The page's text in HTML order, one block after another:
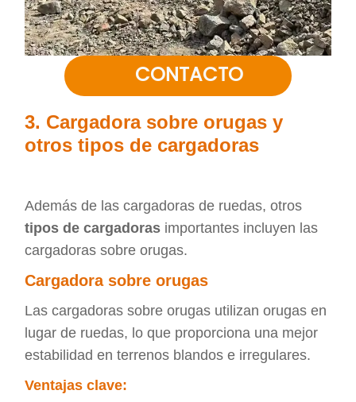
CONTACTO
3. Cargadora sobre orugas y
otros tipos de cargadoras
Además de las cargadoras de ruedas, otros
tipos de cargadoras importantes incluyen las
cargadoras sobre orugas.
Cargadora sobre orugas
Las cargadoras sobre orugas utilizan orugas en
lugar de ruedas, lo que proporciona una mejor
estabilidad en terrenos blandos e irregulares.
Ventajas clave: